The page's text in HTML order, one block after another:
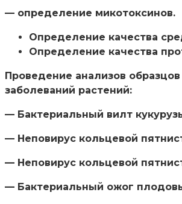
— определение микотоксинов.
Определение качества
Определение качества
Проведение анализов
заболеваний растений:
— Бактериальный вилт
— Неповирус кольцевой
— Неповирус кольцевой
— Бактериальный ожог